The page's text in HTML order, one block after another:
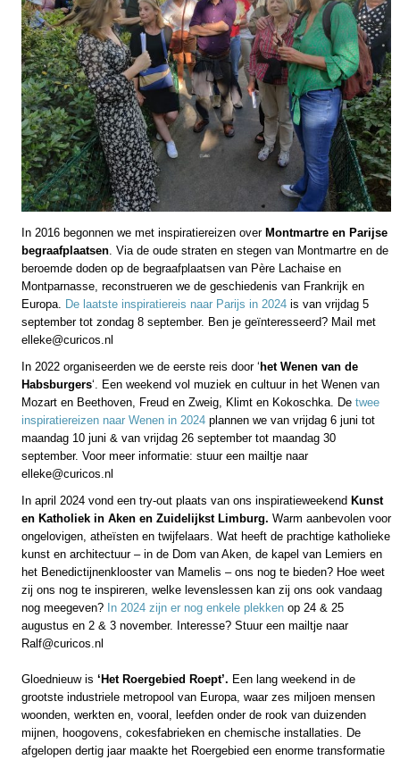
In 2016 begonnen we met inspiratiereizen over Montmartre en Parijse
begraafplaatsen . Via de oude straten en stegen van Montmartre en de
beroemde doden op de begraafplaatsen van Père Lachaise en
Montparnasse, reconstrueren we de geschiedenis van Frankrijk en
Europa.
De laatste inspiratiereis naar Parijs in 2024 is van vrijdag 5
september tot zondag 8 september. Ben je geïnteresseerd? Mail met
elleke@curicos.nl
In 2022 organiseerden we de eerste reis door ‘ het Wenen van de
Habsburgers‘. Een weekend vol muziek en cultuur in het Wenen van
Mozart en Beethoven, Freud en Zweig, Klimt en Kokoschka. De twee
inspiratiereizen naar Wenen in 2024 plannen we van vrijdag 6 juni tot
maandag 10 juni & van vrijdag 26 september tot maandag 30
september. Voor meer informatie: stuur een mailtje naar
elleke@curicos.nl
In april 2024 vond een try-out plaats van ons inspiratieweekend Kunst
en Katholiek in Aken en Zuidelijkst Limburg. Warm aanbevolen voor
ongelovigen, atheïsten en twijfelaars. Wat heeft de prachtige katholieke
kunst en architectuur – in de Dom van Aken, de kapel van Lemiers en
het Benedictijnenklooster van Mamelis – ons nog te bieden? Hoe weet
zij ons nog te inspireren, welke levenslessen kan zij ons ook vandaag
nog meegeven? In 2024 zijn er nog enkele plekken op 24 & 25
augustus en 2 & 3 november. Interesse? Stuur een mailtje naar
Ralf@curicos.nl
Gloednieuw is ‘Het Roergebied Roept’. Een lang weekend in de
grootste industriele metropool van Europa, waar zes miljoen mensen
woonden, werkten en, vooral, leefden onder de rook van duizenden
mijnen, hoogovens, cokesfabrieken en chemische installaties. De
afgelopen dertig jaar maakte het Roergebied een enorme transformatie